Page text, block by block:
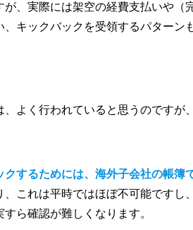
、実際には架空の経費支払いや（
キックバックを受領するパターン
よく行われていると思うのですが
するためには、海外子会社の帳簿
、これは平時ではほぼ不可能ですし
ら確認が難しくなります。